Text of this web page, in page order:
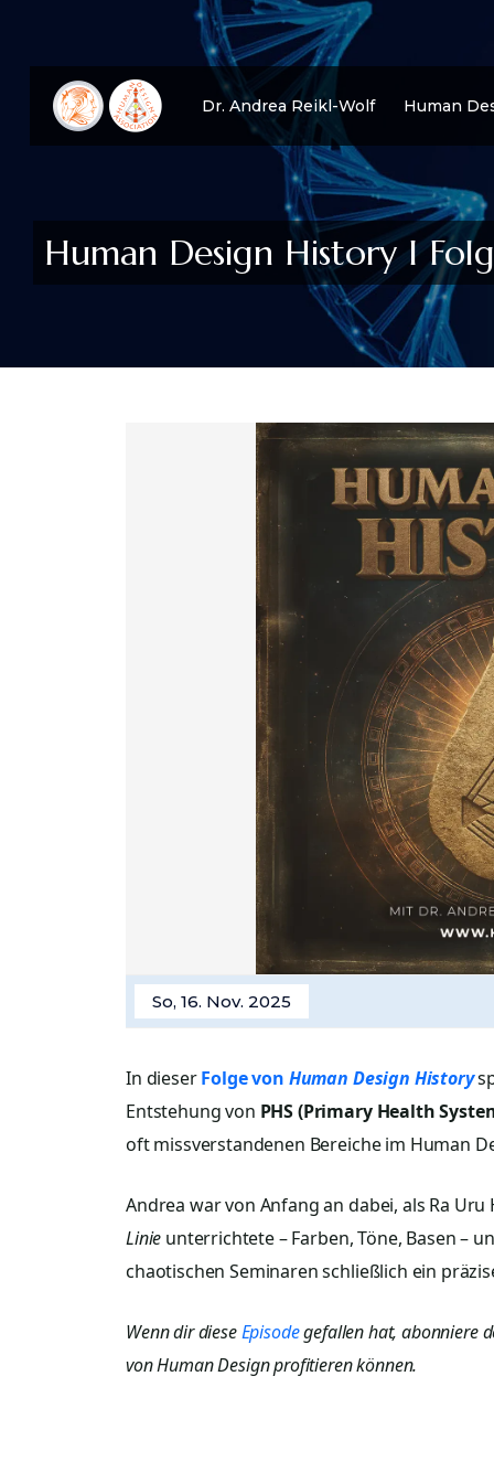
Dr. Andrea Reikl-Wolf Human
Human Design History I
So, 16. Nov. 2025
In dieserFolge von Human Design History
Entstehung von PHS (Primary Health
oft missverstandenen Bereiche im Human
Andrea war von Anfang an dabei, als Ra
Linie unterrichtete – Farben, Töne, Basen –
chaotischen Seminaren schließlich ein
Wenn dir dieseEpisodegefallen hat, abonniere
von Human Design profitieren können.